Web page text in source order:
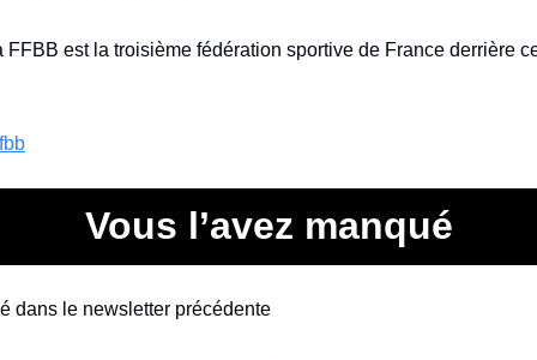
FFBB est la troisième fédération sportive de France derrière
Vous l’avez manqué
dans le newsletter précédente